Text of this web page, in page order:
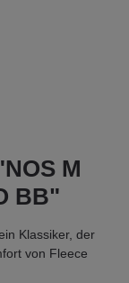
M
BB"
Klassiker, der
von Fleece